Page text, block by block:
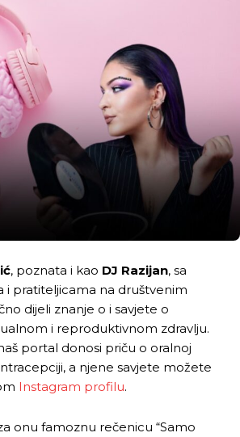
, poznata i kao DJ Razijan, sa
i pratiteljicama na društvenim
dijeli znanje o i savjete o
i reproduktivnom zdravlju.
portal donosi priču o oralnoj
a njene savjete možete
Instagram profilu.
onu famoznu rečenicu “Samo